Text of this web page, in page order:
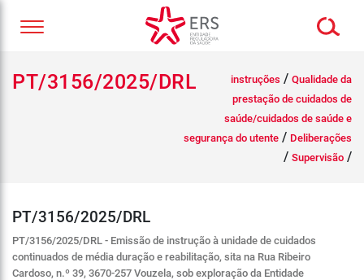
PT/3156/2025/DRL instruções / Qualidade da
prestação de cuidados de
saúde/cuidados de saúde e
segurança do utente / Deliberações
/ Supervisão /
PT/3156/2025/DRL
PT/3156/2025/DRL - Emissão de instrução à unidade de cuidados
continuados de média duração e reabilitação, sita na Rua Ribeiro
Cardoso, n.º 39, 3670-257 Vouzela, sob exploração da Entidade